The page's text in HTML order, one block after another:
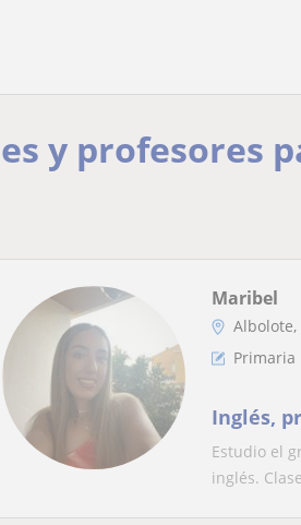
y profesores
Maribel
Albolote,
Primaria
Inglés,
Estudio el
inglés.